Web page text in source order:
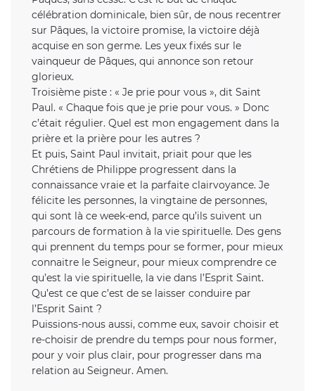
célébration dominicale, bien sûr, de nous recentrer
sur Pâques, la victoire promise, la victoire déjà
acquise en son germe. Les yeux fixés sur le
vainqueur de Pâques, qui annonce son retour
glorieux.
Troisième piste : « Je prie pour vous », dit Saint
Paul. « Chaque fois que je prie pour vous. » Donc
c’était régulier. Quel est mon engagement dans la
prière et la prière pour les autres ?
Et puis, Saint Paul invitait, priait pour que les
Chrétiens de Philippe progressent dans la
connaissance vraie et la parfaite clairvoyance. Je
félicite les personnes, la vingtaine de personnes,
qui sont là ce week-end, parce qu’ils suivent un
parcours de formation à la vie spirituelle. Des gens
qui prennent du temps pour se former, pour mieux
connaitre le Seigneur, pour mieux comprendre ce
qu’est la vie spirituelle, la vie dans l’Esprit Saint.
Qu’est ce que c’est de se laisser conduire par
l’Esprit Saint ?
Puissions-nous aussi, comme eux, savoir choisir et
re-choisir de prendre du temps pour nous former,
pour y voir plus clair, pour progresser dans ma
relation au Seigneur. Amen.